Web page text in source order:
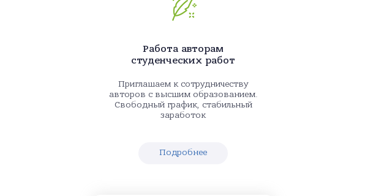
Работа авторам
студенческих работ
Приглашаем к сотрудничеству
авторов с высшим образованием.
Свободный график, стабильный
заработок
Подробнее